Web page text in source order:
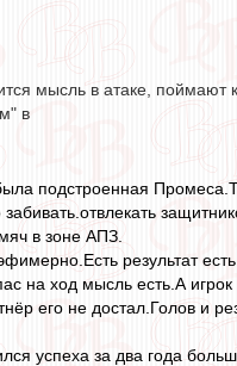
мысль в атаке,
в
подстроенная
в зоне АПЗ.
результат
на ход мысль есть.А
его не достал.Голов и
успеха за два года